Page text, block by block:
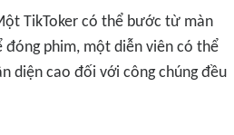
TikToker có thể bước từ màn
đóng phim, một diễn viên có thể
diện cao đối với công chúng đều